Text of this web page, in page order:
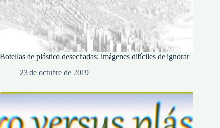
Botellas de plástico desechadas: imágenes difíciles de ignorar
23 de octubre de 2019